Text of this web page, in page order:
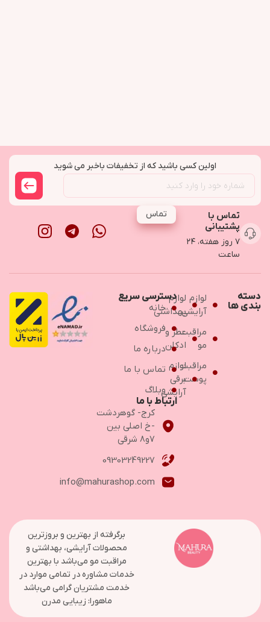
اولین کسی باشید که از تخفیفات باخبر می شوید
تماس با
پشتیبانی
۷ روز هفته، ۲۴
ساعت
تماس
دسته
بندی ها
لوازم
آرایشی
مراقبت
مو
مراقبت
پوست
لوازم
بهداشتی
عطر و
ادکلن
لوازم
برقی
آرایشی
دسترسی سریع
خانه
فروشگاه
درباره ما
تماس با ما
وبلاگ
ارتباط با ما
کرج- گوهردشت
-خ اصلی بین
۷و۸ شرقی
09303249227
info@mahurashop.com
برگرفته از بهترین و بروزترین
محصولات آرایشی، بهداشتی و
مراقبت مو می‌باشد با بهترین
خدمات مشاوره در تمامی موارد در
خدمت مشتریان گرامی می‌باشد
ماهورا: زیبایی مدرن